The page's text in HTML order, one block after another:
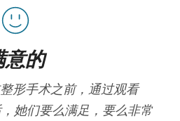
意的
形手术之前，通过观看
她们要么满足，要么非常